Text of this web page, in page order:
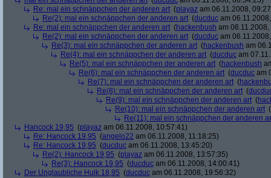
Re: mal ein schnäppchen der anderen art (playaz am 06.11.2008,
Re(2): mal ein schnäppchen der anderen art (ducduc am
Re: mal ein schnäppchen der anderen art (hackenbush am
Re(2): mal ein schnäppchen der anderen art (ducduc am
Re(3): mal ein schnäppchen der anderen art (hackenbush am
Re(4): mal ein schnäppchen der anderen art (ducduc am
Re(5): mal ein schnäppchen der anderen art (hackenbush
Re(6): mal ein schnäppchen der anderen art (ducduc am
Re(7): mal ein schnäppchen der anderen art (
Re(8): mal ein schnäppchen der anderen art (
Re(9): mal ein schnäppchen der anderen art (
Re(10): mal ein schnäppchen der anderen art (
Re(11): mal ein schnäppchen der anderen
Hancock 19,95 (playaz am 06.11.2008, 10:57:41)
Re: Hancock 19,95 (angelo22 am 06.11.2008, 11:18:25)
Re: Hancock 19,95 (ducduc am 06.11.2008, 13:45:20)
Re(2): Hancock 19,95 (playaz am 06.11.2008, 13:57:35)
Re(3): Hancock 19,95 (ducduc am 06.11.2008, 14:00:41)
Der Unglaubliche Hulk 18,95 (ducduc am 06.11.2008, 19:56:32)